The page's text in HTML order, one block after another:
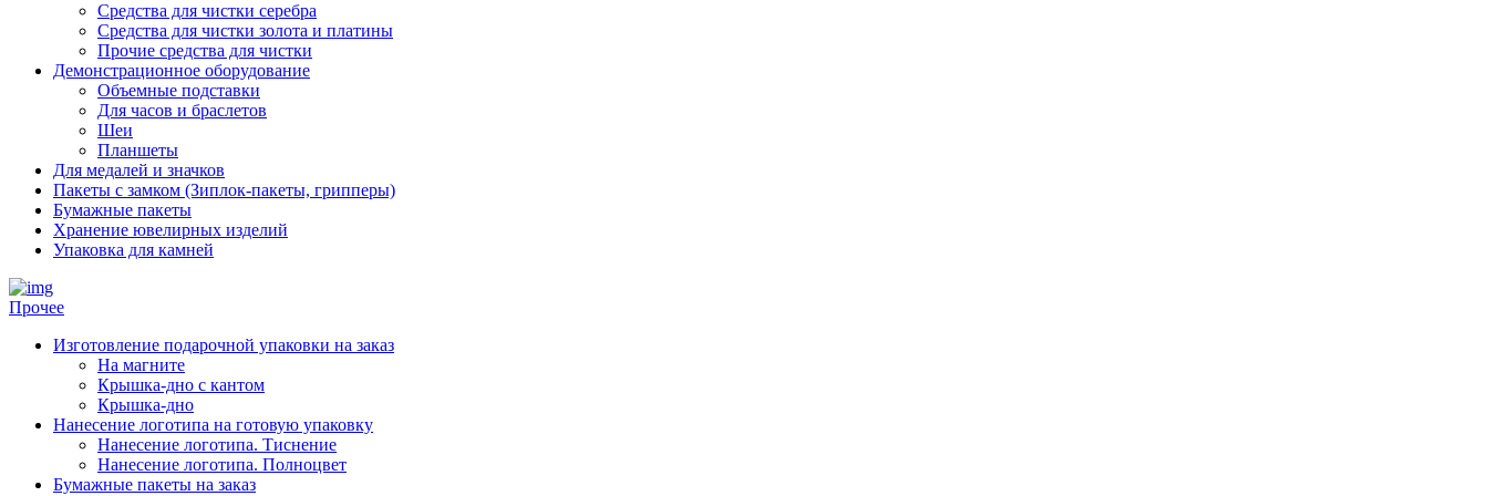
Средства для чистки серебра
Средства для чистки золота и платины
Прочие средства для чистки
Демонстрационное оборудование
Объемные подставки
Для часов и браслетов
Шеи
Планшеты
Для медалей и значков
Пакеты с замком (Зиплок-пакеты, грипперы)
Бумажные пакеты
Хранение ювелирных изделий
Упаковка для камней
Прочее
Изготовление подарочной упаковки на заказ
На магните
Крышка-дно с кантом
Крышка-дно
Нанесение логотипа на готовую упаковку
Нанесение логотипа. Тиснение
Нанесение логотипа. Полноцвет
Бумажные пакеты на заказ